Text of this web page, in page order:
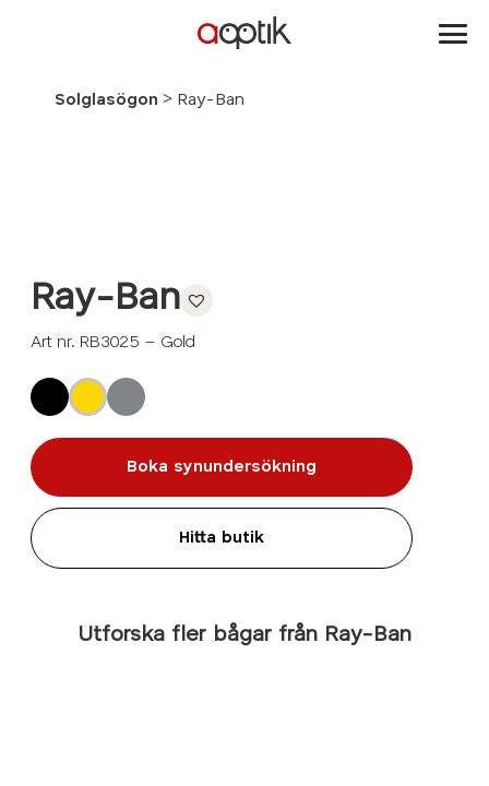
Solglasögon > Ray-Ban
Ray-Ban
Art nr. RB3025 – Gold
Boka synundersökning
Hitta butik
Utforska fler bågar från Ray-Ban